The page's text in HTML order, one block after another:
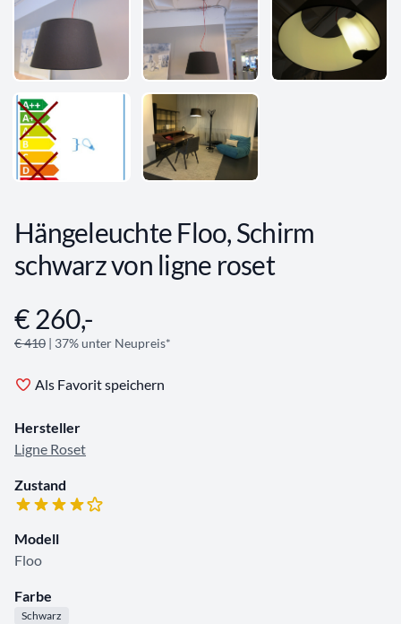
Hängeleuchte Floo, Schirm
schwarz von ligne roset
Angebotsinformationen
€ 260,-
€ 410 | 37% unter Neupreis*
Als Favorit speichern
Hersteller
Ligne Roset
Zustand
Modell
Floo
Farbe
Schwarz